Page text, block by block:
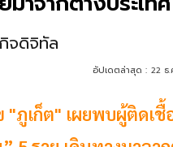
จดิจิทัล
อัปเดตล่าสุด : 22 ธ.
ภูเก็ต" เผยพบผู้ติดเชื้